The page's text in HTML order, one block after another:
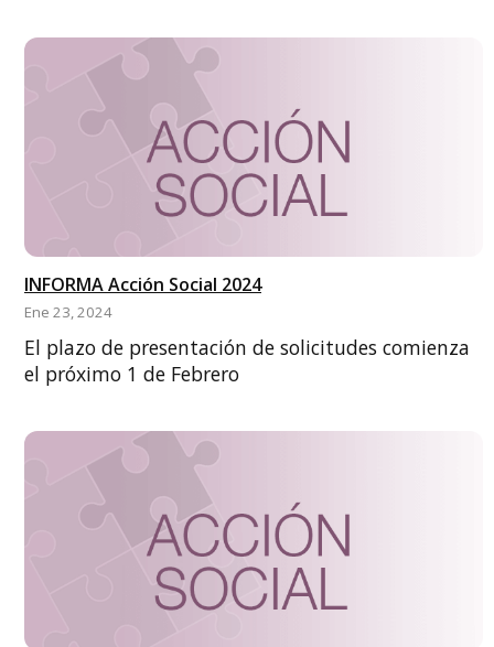
INFORMA Acción Social 2024
Ene 23, 2024
El plazo de presentación de solicitudes comienza
el próximo 1 de Febrero